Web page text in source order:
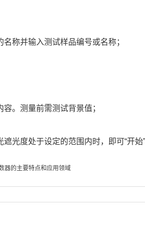
称并输入测试样品编号或名称；
。测量前需测试背景值；
度处于设定的范围内时，即可“开始”
器的主要特点和应用领域